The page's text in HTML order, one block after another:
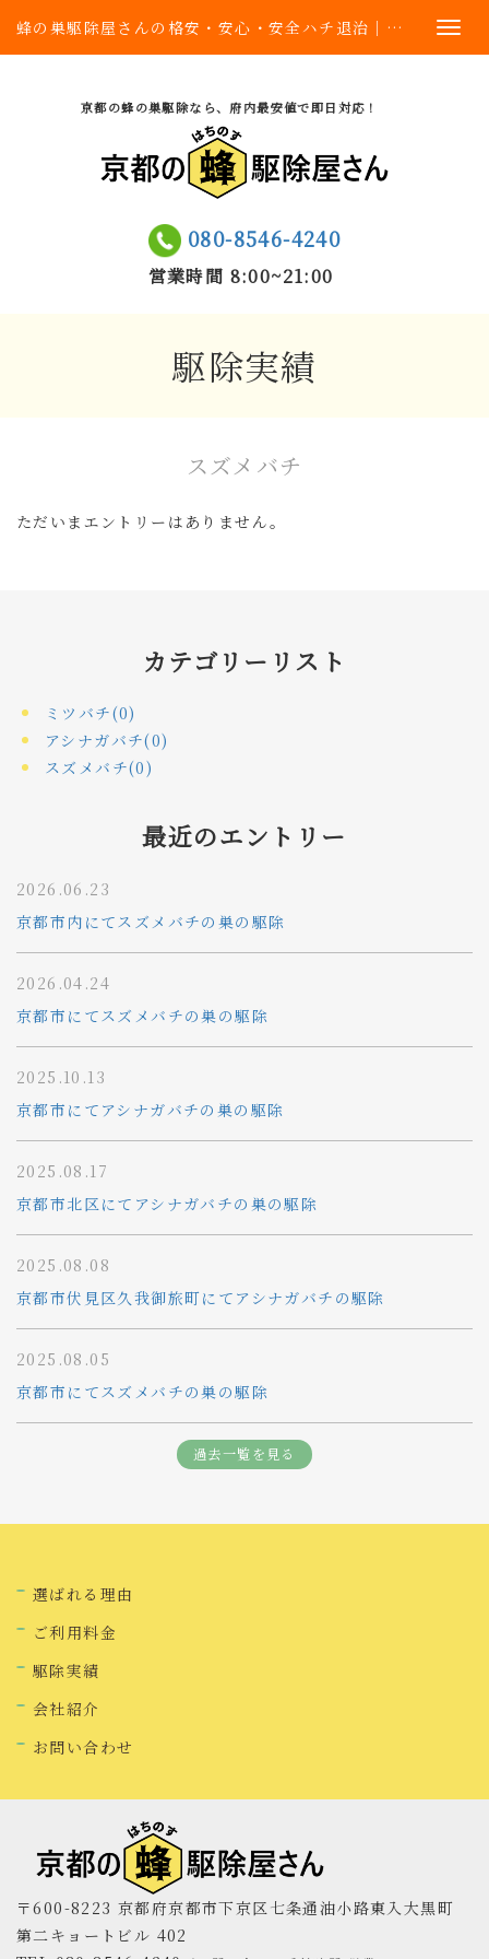
蜂の巣駆除屋さんの格安・安心・安全ハチ退治｜京都府内最安値
京都の蜂の巣駆除なら、府内最安値で即日対応！
080-8546-4240
営業時間 8:00~21:00
駆除実績
スズメバチ
ただいまエントリーはありません。
カテゴリーリスト
ミツバチ(0)
アシナガバチ(0)
スズメバチ(0)
最近のエントリー
2026.06.23
京都市内にてスズメバチの巣の駆除
2026.04.24
京都市にてスズメバチの巣の駆除
2025.10.13
京都市にてアシナガバチの巣の駆除
2025.08.17
京都市北区にてアシナガバチの巣の駆除
2025.08.08
京都市伏見区久我御旅町にてアシナガバチの駆除
2025.08.05
京都市にてスズメバチの巣の駆除
過去一覧を見る
選ばれる理由
ご利用料金
駆除実績
会社紹介
お問い合わせ
〒600-8223 京都府京都市下京区七条通油小路東入大黒町
第二キョートビル 402